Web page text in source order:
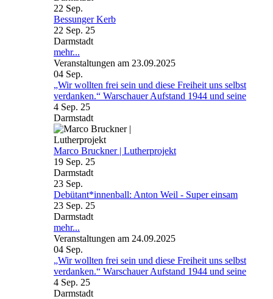
22 Sep.
Bessunger Kerb
22 Sep. 25
Darmstadt
mehr...
Veranstaltungen am 23.09.2025
04 Sep.
„Wir wollten frei sein und diese Freiheit uns selbst
verdanken.“ Warschauer Aufstand 1944 und seine
4 Sep. 25
Darmstadt
Marco Bruckner | Lutherprojekt
19 Sep. 25
Darmstadt
23 Sep.
Debütant*innenball: Anton Weil - Super einsam
23 Sep. 25
Darmstadt
mehr...
Veranstaltungen am 24.09.2025
04 Sep.
„Wir wollten frei sein und diese Freiheit uns selbst
verdanken.“ Warschauer Aufstand 1944 und seine
4 Sep. 25
Darmstadt